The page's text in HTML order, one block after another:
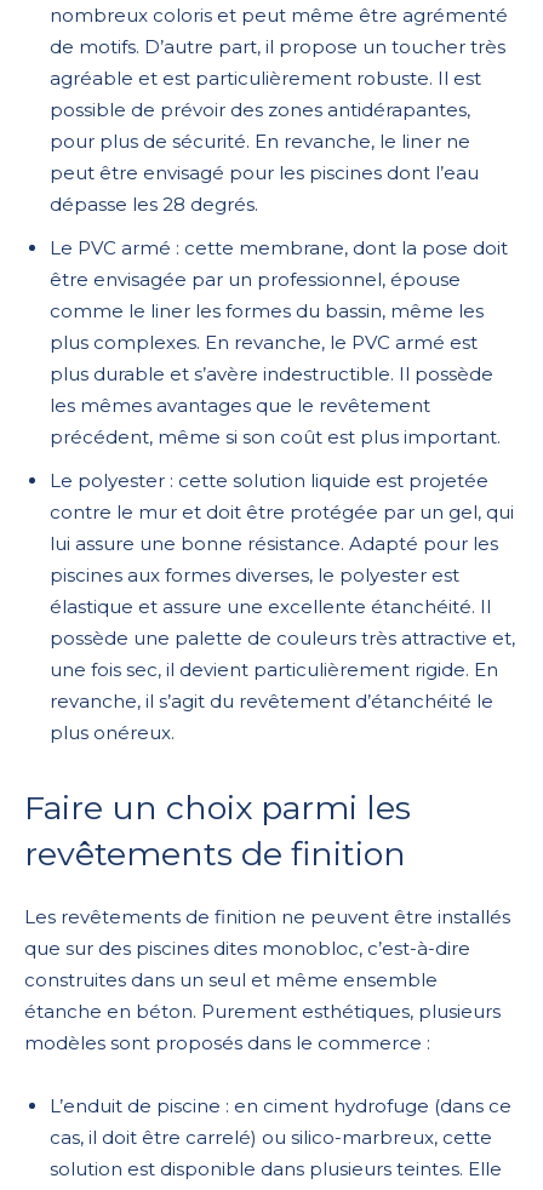
nombreux coloris et peut même être agrémenté
de motifs. D’autre part, il propose un toucher très
agréable et est particulièrement robuste. Il est
possible de prévoir des zones antidérapantes,
pour plus de sécurité. En revanche, le liner ne
peut être envisagé pour les piscines dont l’eau
dépasse les 28 degrés.
Le PVC armé : cette membrane, dont la pose doit
être envisagée par un professionnel, épouse
comme le liner les formes du bassin, même les
plus complexes. En revanche, le PVC armé est
plus durable et s’avère indestructible. Il possède
les mêmes avantages que le revêtement
précédent, même si son coût est plus important.
Le polyester : cette solution liquide est projetée
contre le mur et doit être protégée par un gel, qui
lui assure une bonne résistance. Adapté pour les
piscines aux formes diverses, le polyester est
élastique et assure une excellente étanchéité. Il
possède une palette de couleurs très attractive et,
une fois sec, il devient particulièrement rigide. En
revanche, il s’agit du revêtement d’étanchéité le
plus onéreux.
Faire un choix parmi les
revêtements de finition
Les revêtements de finition ne peuvent être installés
que sur des piscines dites monobloc, c’est-à-dire
construites dans un seul et même ensemble
étanche en béton. Purement esthétiques, plusieurs
modèles sont proposés dans le commerce :
L’enduit de piscine : en ciment hydrofuge (dans ce
cas, il doit être carrelé) ou silico-marbreux, cette
solution est disponible dans plusieurs teintes. Elle